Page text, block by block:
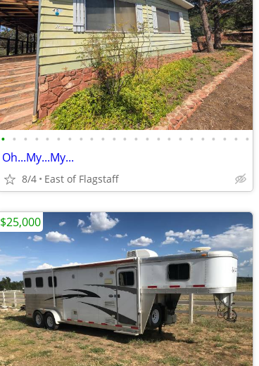
• • • • • • • • • • • • • • • • • • • • • • •
Oh...My...My...
8/4 East of Flagstaff
$25,000